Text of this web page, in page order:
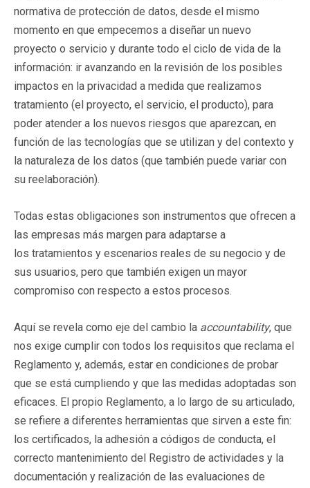
normativa de protección de datos, desde el mismo
momento en que empecemos a diseñar un nuevo
proyecto o servicio y durante todo el ciclo de vida de la
información: ir avanzando en la revisión de los posibles
impactos en la privacidad a medida que realizamos
tratamiento (el proyecto, el servicio, el producto), para
poder atender a los nuevos riesgos que aparezcan, en
función de las tecnologías que se utilizan y del contexto y
la naturaleza de los datos (que también puede variar con
su reelaboración).
Todas estas obligaciones son instrumentos que ofrecen a
las empresas más margen para adaptarse a
los tratamientos y escenarios reales de su negocio y de
sus usuarios, pero que también exigen un mayor
compromiso con respecto a estos procesos.
Aquí se revela como eje del cambio la accountability, que
nos exige cumplir con todos los requisitos que reclama el
Reglamento y, además, estar en condiciones de probar
que se está cumpliendo y que las medidas adoptadas son
eficaces. El propio Reglamento, a lo largo de su articulado,
se refiere a diferentes herramientas que sirven a este fin:
los certificados, la adhesión a códigos de conducta, el
correcto mantenimiento del Registro de actividades y la
documentación y realización de las evaluaciones de